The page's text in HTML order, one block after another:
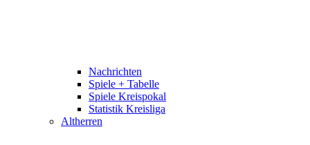
Nachrichten
Spiele + Tabelle
Spiele Kreispokal
Statistik Kreisliga
Altherren